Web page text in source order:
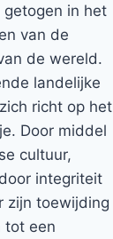
getogen in het
van de
de wereld.
landelijke
richt op het
Door middel
cultuur,
integriteit
zijn toewijding
tot een